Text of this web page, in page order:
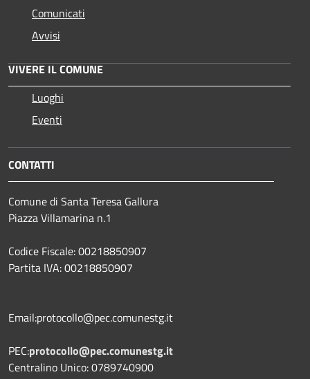
Comunicati
Avvisi
VIVERE IL COMUNE
Luoghi
Eventi
CONTATTI
Comune di Santa Teresa Gallura
Piazza Villamarina n.1
Codice Fiscale: 00218850907
Partita IVA: 00218850907
Email:protocollo@pec.comunestg.it
PEC:protocollo@pec.comunestg.it
Centralino Unico: 0789740900